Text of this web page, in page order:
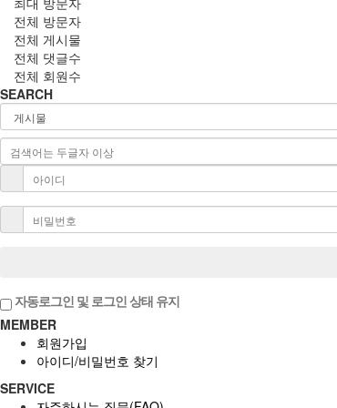
전체 방문자
전체 게시물
전체 댓글수
전체 회원수
SEARCH
자동로그인 및 로그인 상태 유지
MEMBER
회원가입
아이디/비밀번호 찾기
SERVICE